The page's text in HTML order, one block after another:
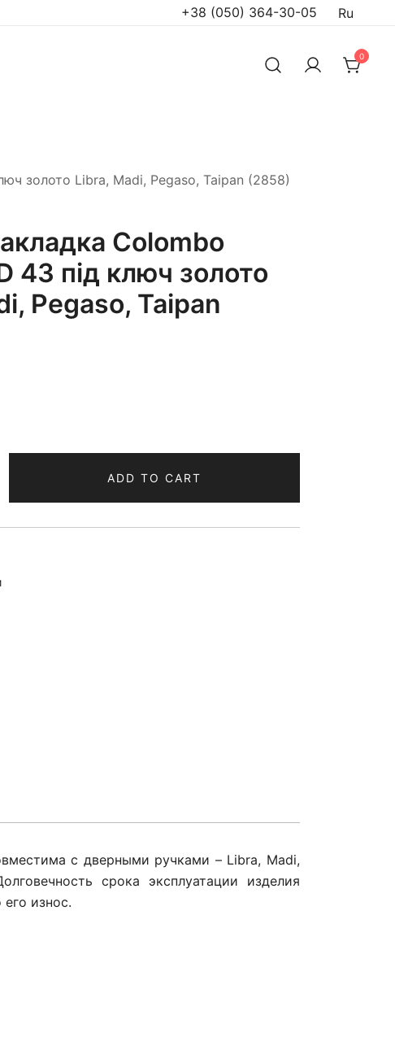
+38 (050) 364-30-05 Ru
0
золото Libra, Madi, Pegaso, Taipan (2858)
Colombo
43 під ключ золото
Pegaso, Taipan
ADD TO CART
с дверными ручками – Libra, Madi,
срока эксплуатации изделия
износ.